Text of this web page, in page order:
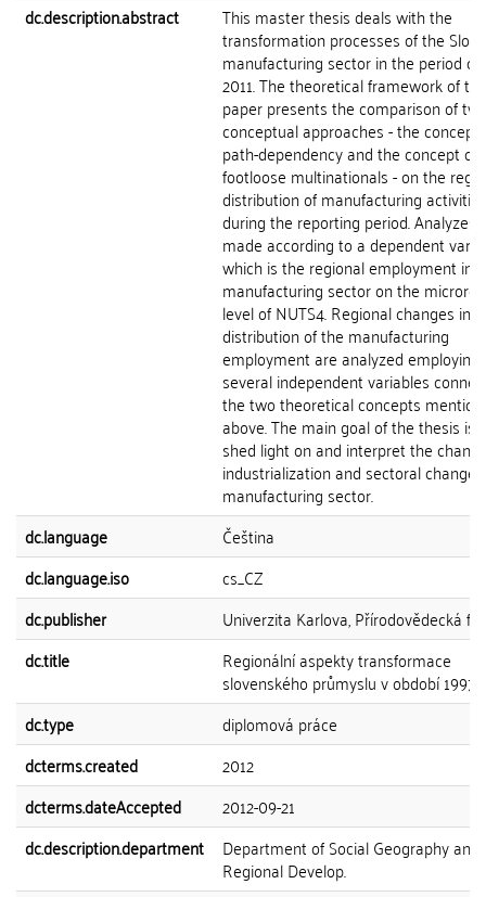
dc.description.abstract
This master thesis deals with the
transformation processes of the
manufacturing sector in the period of
2011. The theoretical framework of the
paper presents the comparison of
conceptual approaches - the concept
path-dependency and the concept of
footloose multinationals - on the
distribution of manufacturing activities
during the reporting period. Analyzes
made according to a dependent
which is the regional employment in
manufacturing sector on the
level of NUTS4. Regional changes in
distribution of the manufacturing
employment are analyzed employing
several independent variables
the two theoretical concepts
above. The main goal of the thesis is
shed light on and interpret the
industrialization and sectoral
manufacturing sector.
dc.language
Čeština
dc.language.iso
cs_CZ
dc.publisher
Univerzita Karlova, Přírodovědecká
dc.title
Regionální aspekty transformace
slovenského průmyslu v období 1997-
dc.type
diplomová práce
dcterms.created
2012
dcterms.dateAccepted
2012-09-21
dc.description.department
Department of Social Geography and
Regional Develop.